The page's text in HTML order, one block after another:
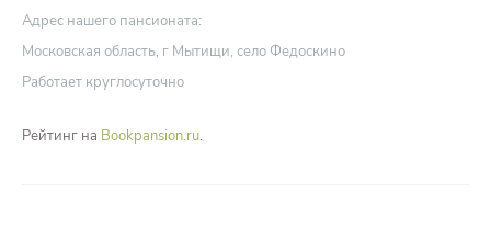
Адрес нашего пансионата:
Московская область, г Мытищи, село Федоскино
Работает круглосуточно
Рейтинг на Bookpansion.ru.